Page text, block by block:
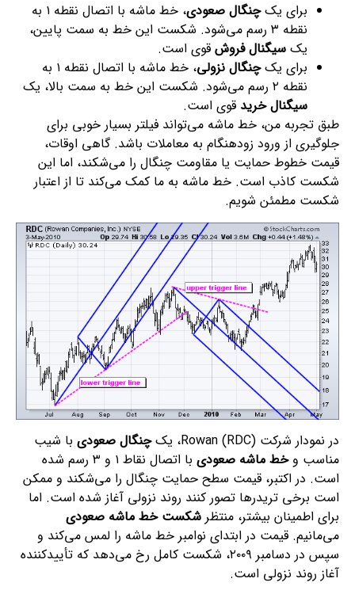
برای یکچنگال صعودی
، خط ماشه با اتصال نقطه ۱ به
نقطه ۳ رسم می‌شود. شکست این خط به سمت پایین،
یک سیگنال فروش قوی است.
برای یکچنگال نزولی
، خط ماشه با اتصال نقطه ۱ به
نقطه ۲ رسم می‌شود. شکست این خط به سمت بالا، یک
سیگنال خرید قوی است.
طبق تجربه من، خط ماشه می‌تواند فیلتر بسیار خوبی برای
جلوگیری از ورود زودهنگام به معاملات باشد. گاهی اوقات،
قیمت خطوط حمایت یا مقاومت چنگال را می‌شکند، اما این
شکست کاذب است. خط ماشه به ما کمک می‌کند تا از اعتبار
شکست مطمئن شویم.
در نمودار شرکت Rowan (RDC)، یک چنگال صعودی با شیب
مناسب وخط ماشه صعودی
با اتصال نقاط ۱ و ۳ رسم شده
است. در اکتبر، قیمت سطح حمایت چنگال را می‌شکند و ممکن
است برخی تریدرها تصور کنند روند نزولی آغاز شده است. اما
برای اطمینان بیشتر، منتظر شکست خط ماشه صعودی
می‌مانیم. قیمت در ابتدای نوامبر خط ماشه را لمس می‌کند و
سپس در دسامبر ۲۰۰۹، شکست کامل رخ می‌دهد که تأییدکننده
آغاز روند نزولی است.